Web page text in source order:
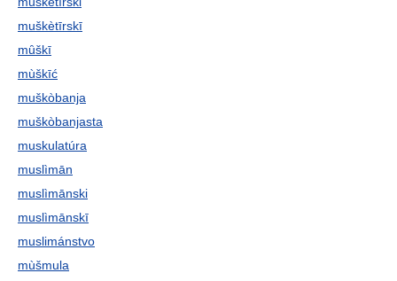
muškètīrskī
mȗškī
mùškīć
muškòbanja
muškòbanjasta
muskulatúra
muslìmān
muslìmānski
muslìmānskī
muslimánstvo
mùšmula